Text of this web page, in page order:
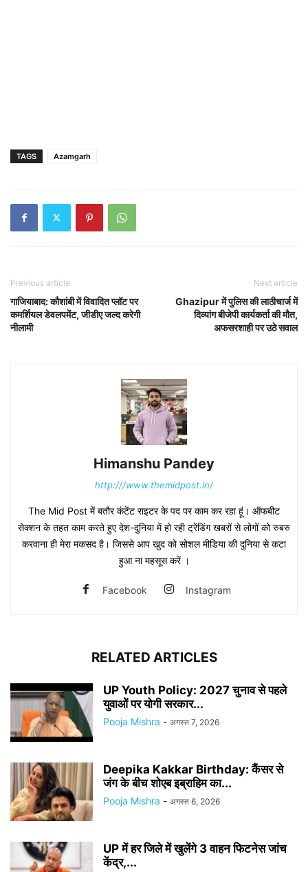
TAGS Azamgarh
Previous article
गाजियाबाद: कौशांबी में विवादित प्लॉट पर
कमर्शियल डेवलपमेंट, जीडीए जल्द करेगी
नीलामी
Next article
Ghazipur में पुलिस की लाठीचार्ज में
दिव्यांग बीजेपी कार्यकर्ता की मौत,
अफसरशाही पर उठे सवाल
Himanshu Pandey
http:///www.themidpost.in/
The Mid Post में बतौर कंटेंट राइटर के पद पर काम कर रहा हूं। ऑफबीट
सेक्शन के तहत काम करते हुए देश-दुनिया में हो रही ट्रेंडिंग खबरों से लोगों को रुबरु
करवाना ही मेरा मकसद है। जिससे आप खुद को सोशल मीडिया की दुनिया से कटा
हुआ ना महसूस करें ।
Facebook Instagram
RELATED ARTICLES
UP Youth Policy: 2027 चुनाव से पहले
युवाओं पर योगी सरकार...
Pooja Mishra - अगस्त 7, 2026
Deepika Kakkar Birthday: कैंसर से
जंग के बीच शोएब इब्राहिम का...
Pooja Mishra - अगस्त 6, 2026
UP में हर जिले में खुलेंगे 3 वाहन फिटनेस जांच
केंद्र,...